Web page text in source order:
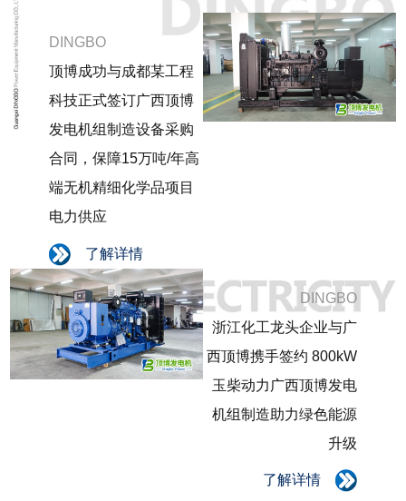
DINGBO
顶博成功与成都某工程
科技正式签订广西顶博
发电机组制造设备采购
合同，保障15万吨/年高
端无机精细化学品项目
电力供应
了解详情
DINGBO
浙江化工龙头企业与广
西顶博携手签约 800kW
玉柴动力广西顶博发电
机组制造助力绿色能源
升级
了解详情